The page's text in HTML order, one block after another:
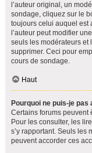
l’auteur original, un
sondage, cliquez sur le
toujours celui auquel est
l’auteur peut modifier
seuls les modérateurs et
supprimer. Ceci pour
cours de sondage.
Haut
Pourquoi ne puis-je
Certains forums peuvent
Pour les consulter, les
s’y rapportant. Seuls les
peuvent accorder ces